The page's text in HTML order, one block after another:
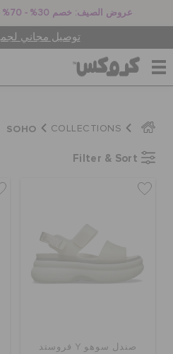
عروض الصيف: خصم 30% - 70% | جدد إطلالتك الصيفية الان
توصيل مجاني
للرجال
جيبيتز تشارمز
COLLECTIONS
SOHO
Filter & Sort
صندل سوهو Y فروستد